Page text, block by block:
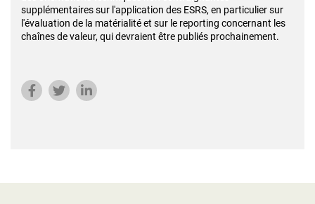
supplémentaires sur l'application des ESRS, en particulier sur
l'évaluation de la matérialité et sur le reporting concernant les
chaînes de valeur, qui devraient être publiés prochainement.